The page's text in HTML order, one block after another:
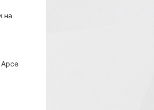
на
Арсе